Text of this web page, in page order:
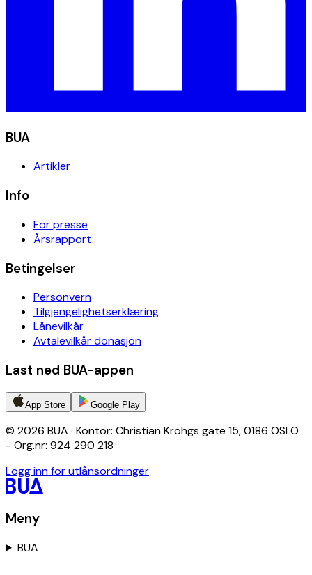
BUA
Artikler
Info
For presse
Årsrapport
Betingelser
Personvern
Tilgjengelighetserklæring
Lånevilkår
Avtalevilkår donasjon
Last ned BUA-appen
App Store Google Play
© 2026 BUA · Kontor: Christian Krohgs gate 15, 0186 OSLO
- Org.nr: 924 290 218
Logg inn for utlånsordninger
Meny
BUA